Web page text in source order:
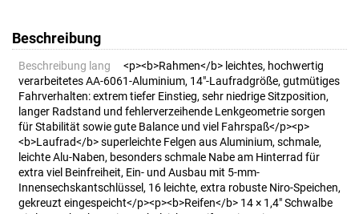
Beschreibung
Beschreibung lang
<p><b>Rahmen</b> leichtes, hochwertig
verarbeitetes AA-6061-Aluminium, 14"-Laufradgröße, gutmütiges
Fahrverhalten: extrem tiefer Einstieg, sehr niedrige Sitzposition,
langer Radstand und fehlerverzeihende Lenkgeometrie sorgen
für Stabilität sowie gute Balance und viel Fahrspaß</p><p>
<b>Laufrad</b> superleichte Felgen aus Aluminium, schmale,
leichte Alu-Naben, besonders schmale Nabe am Hinterrad für
extra viel Beinfreiheit, Ein- und Ausbau mit 5-mm-
Innensechskantschlüssel, 16 leichte, extra robuste Niro-Speichen,
gekreuzt eingespeicht</p><p><b>Reifen</b> 14 × 1,4" Schwalbe